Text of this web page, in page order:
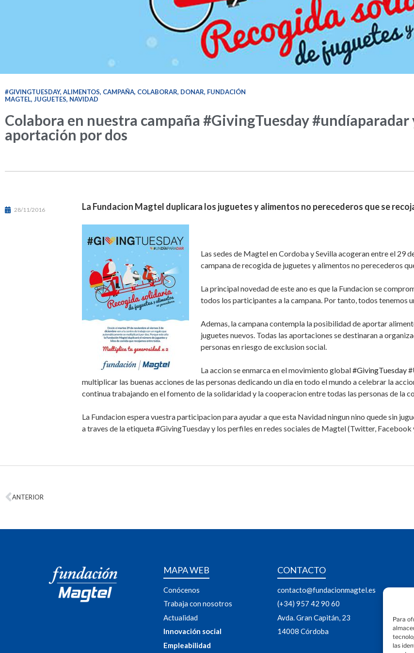
Para
las
#GIVINGTUESDAY, ALIMENTOS, CAMPAÑA, COLABORAR, DONAR, FUNDACIÓN
MAGTEL, JUGUETES, NAVIDAD
Colabora en nuestra campaña #GivingTuesday
aportación por dos
28/11/2016 La Fundacion Magtel duplicara los juguetes y alimentos no perecederos que se
Las sedes de Magtel en Cordoba y Sevilla acogeran entre el 29
campana de recogida de juguetes y alimentos no perecederos
La principal novedad de este ano es que la Fundacion se
todos los participantes a la campana. Por tanto, todos tenemos
Ademas, la campana contempla la posibilidad de aportar
juguetes nuevos. Todas las aportaciones se destinaran a
personas en riesgo de exclusion social.
La accion se enmarca en el movimiento global#GivingTuesday
multiplicar las buenas acciones de las personas dedicando un dia en todo el mundo a celebrar la
continua trabajando en el fomento de la solidaridad y la cooperacion entre todas las personas de la
La Fundacion espera vuestra participacion para ayudar a que esta Navidad ningun nino quede sin
a traves de la etiqueta #GivingTuesday y los perfiles en redes sociales de Magtel (Twitter, Facebook
ANTERIOR
MAPA WEB
Conócenos
Trabaja con nosotros
Actualidad
Innovación social
Empleabilidad
CONTACTO
contacto@fundacionmagtel.es
(+34) 957 42 90 60
Avda. Gran Capitán, 23
14008 Córdoba